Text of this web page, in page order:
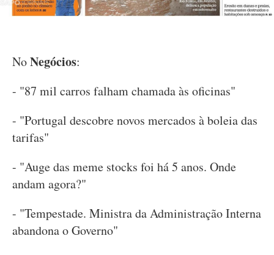
NoNegócios:
- "87 mil carros falham chamada às oficinas"
- "Portugal descobre novos mercados à boleia das
tarifas"
- "Auge das meme stocks foi há 5 anos. Onde
andam agora?"
- "Tempestade. Ministra da Administração Interna
abandona o Governo"